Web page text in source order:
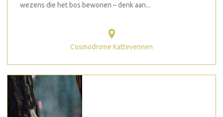
wezens die het bos bewonen – denk aan...
Cosmodrome Kattevennen